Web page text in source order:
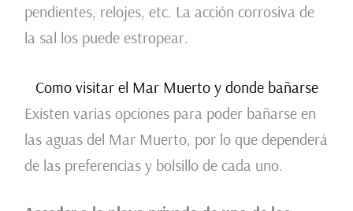
pendientes, relojes, etc. La acción corrosiva de
la sal los puede estropear.
Como visitar el Mar Muerto y donde bañarse
Existen varias opciones para poder bañarse en
las aguas del Mar Muerto, por lo que dependerá
de las preferencias y bolsillo de cada uno.